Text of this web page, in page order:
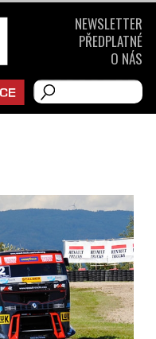
NEWSLETTER
PŘEDPLATNÉ
O NÁS